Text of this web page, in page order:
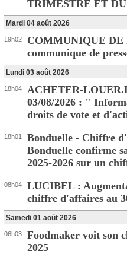
TRIMESTRE ET
Mardi 04 août 2026
19h02
COMMUNIQUE DE
communique de
Lundi 03 août 2026
18h04
ACHETER-
03/08/2026 : "
droits de vote et
18h01
Bonduelle - Chiffre
Bonduelle confirme
2025-2026 sur un
08h04
LUCIBEL :
chiffre d'affaires au
Samedi 01 août 2026
06h03
Foodmaker voit son
2025